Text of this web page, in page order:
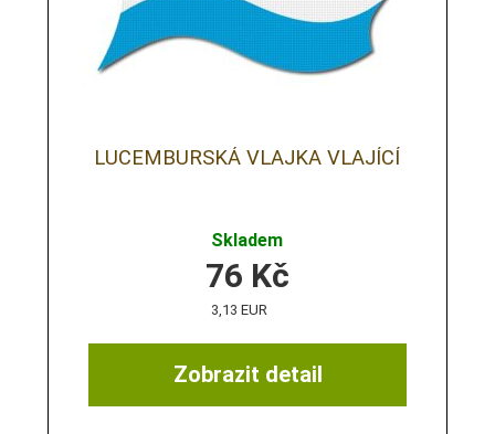
LUCEMBURSKÁ VLAJKA VLAJÍCÍ
Skladem
Zobrazit detail
76 Kč
3,13 EUR